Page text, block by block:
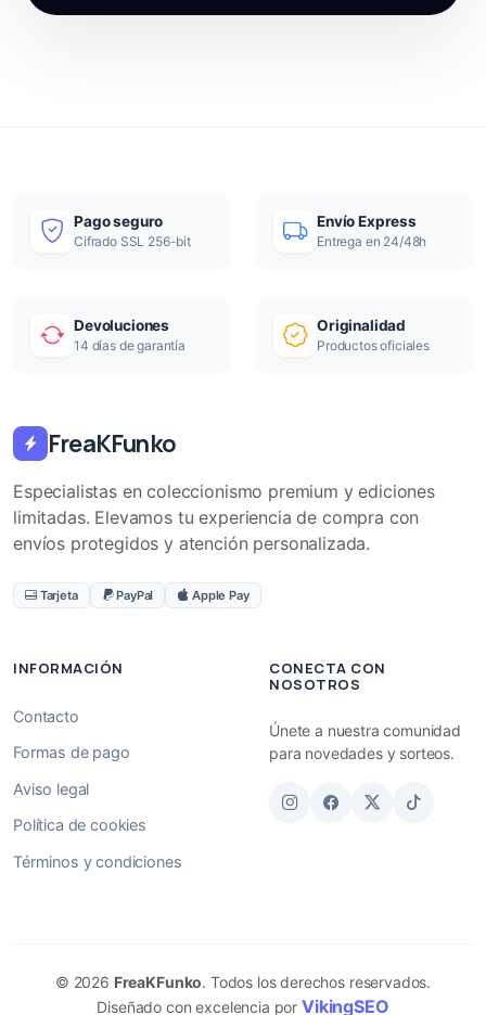
Pago seguro
Cifrado SSL 256-bit
Envío Express
Entrega en 24/48h
Devoluciones
14 días de garantía
Originalidad
Productos oficiales
FreaKFunko
Especialistas en coleccionismo premium y ediciones
limitadas. Elevamos tu experiencia de compra con
envíos protegidos y atención personalizada.
Tarjeta PayPal Apple Pay
INFORMACIÓN
Contacto
Formas de pago
Aviso legal
Política de cookies
Términos y condiciones
CONECTA CON
NOSOTROS
Únete a nuestra comunidad
para novedades y sorteos.
© 2026 FreaKFunko. Todos los derechos reservados.
Diseñado con excelencia por VikingSEO